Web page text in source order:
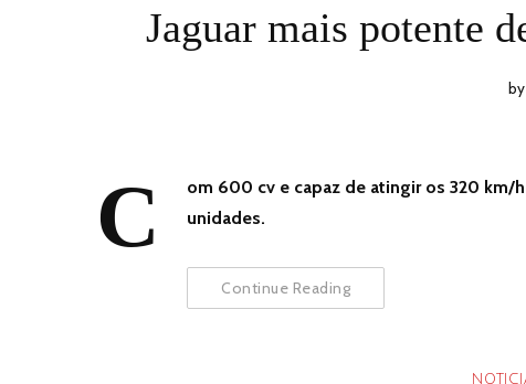
Jaguar mais potente
by
C
om 600 cv e capaz de atingir os 320 km/
unidades.
Continue Reading